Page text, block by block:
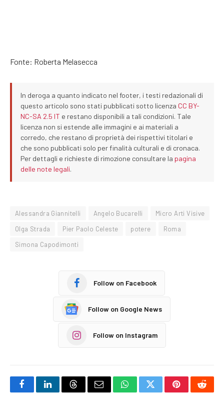
Fonte: Roberta Melasecca
In deroga a quanto indicato nel footer, i testi redazionali di
questo articolo sono stati pubblicati sotto licenza CC BY-
NC-SA 2.5 IT e restano disponibili a tali condizioni. Tale
licenza non si estende alle immagini e ai materiali a
corredo, che restano di proprietà dei rispettivi titolari e
che sono pubblicati solo per finalità culturali e di cronaca.
Per dettagli e richieste di rimozione consultare la pagina
delle note legali.
Alessandra Giannitelli Angelo Bucarelli
Micro Arti Visive
Olga Strada
Pier Paolo Celeste potere
Roma
Simona Capodimonti
Follow on Facebook
Follow on Google News
Follow on Instagram
FacebookLinkedInThreadsEmail WhatsAppTwitterPinterest